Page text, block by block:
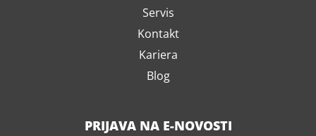
Servis
Kontakt
Kariera
Blog
PRIJAVA NA E-NOVOSTI